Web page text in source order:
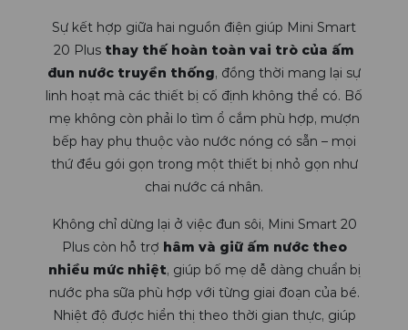
Sự kết hợp giữa hai nguồn điện giúp Mini Smart
20 Plus thay thế hoàn toàn vai trò của ấm
đun nước truyền thống, đồng thời mang lại sự
linh hoạt mà các thiết bị cố định không thể có. Bố
mẹ không còn phải lo tìm ổ cắm phù hợp, mượn
bếp hay phụ thuộc vào nước nóng có sẵn – mọi
thứ đều gói gọn trong một thiết bị nhỏ gọn như
chai nước cá nhân.
Không chỉ dừng lại ở việc đun sôi, Mini Smart 20
Plus còn hỗ trợ hâm và giữ ấm nước theo
nhiều mức nhiệt, giúp bố mẹ dễ dàng chuẩn bị
nước pha sữa phù hợp với từng giai đoạn của bé.
Nhiệt độ được hiển thị theo thời gian thực, giúp